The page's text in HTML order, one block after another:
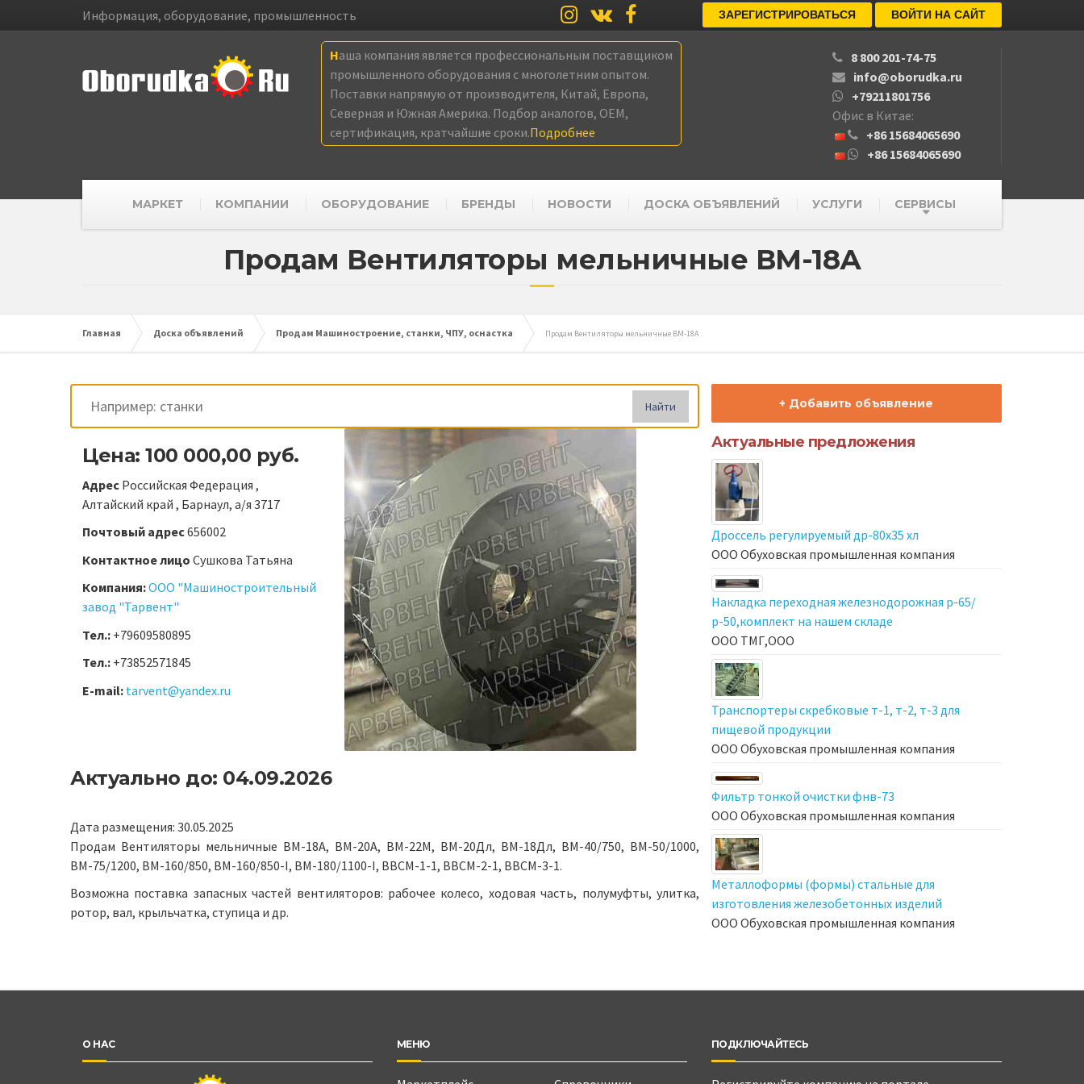
Информация, оборудование, промышленность ЗАРЕГИСТРИРОВАТЬСЯ ВОЙТИ НА САЙТ
Наша компания является профессиональным поставщиком
промышленного оборудования с многолетним опытом.
Поставки напрямую от производителя, Китай, Европа,
Северная и Южная Америка. Подбор аналогов, OEM,
сертификация, кратчайшие сроки.Подробнее
8 800 201-74-75
info@oborudka.ru
+79211801756
Офис в Китае:
+86 15684065690
+86 15684065690
МАРКЕТ КОМПАНИИ ОБОРУДОВАНИЕ БРЕНДЫ НОВОСТИ ДОСКА ОБЪЯВЛЕНИЙ УСЛУГИ СЕРВИСЫ
Продам Вентиляторы мельничные ВМ-18А
Главная Доска объявлений Продам Машиностроение, станки, ЧПУ, оснастка Продам Вентиляторы мельничные ВМ-18А
Найти
Цена: 100 000,00 руб.
Адрес Российская Федерация ,
Алтайский край , Барнаул, а/я 3717
Почтовый адрес656002
Контактное лицо Сушкова Татьяна
Компания:ООО "Машиностроительный
завод "Тарвент"
Тел.: +79609580895
Тел.: +73852571845
E-mail: tarvent@yandex.ru
Актуально до: 04.09.2026
Дата размещения: 30.05.2025
Продам Вентиляторы мельничные ВМ-18А, ВМ-20А, ВМ-22М, ВМ-20Дл, ВМ-18Дл, ВМ-40/750, ВМ-50/1000,
ВМ-75/1200, ВМ-160/850, ВМ-160/850-I, ВМ-180/1100-I, ВВСМ-1-1, ВВСМ-2-1, ВВСМ-3-1.
Возможна поставка запасных частей вентиляторов: рабочее колесо, ходовая часть, полумуфты, улитка,
ротор, вал, крыльчатка, ступица и др.
+ Добавить объявление
Актуальные предложения
Дроссель регулируемый др-80х35 хл
ООО Обуховская промышленная компания
Накладка переходная железнодорожная р-65/
р-50,комплект на нашем складе
ООО ТМГ,ООО
Транспортеры скребковые т-1, т-2, т-3 для
пищевой продукции
ООО Обуховская промышленная компания
Фильтр тонкой очистки фнв-73
ООО Обуховская промышленная компания
Металлоформы (формы) стальные для
изготовления железобетонных изделий
ООО Обуховская промышленная компания
О НАС МЕНЮ ПОДКЛЮЧАЙТЕСЬ